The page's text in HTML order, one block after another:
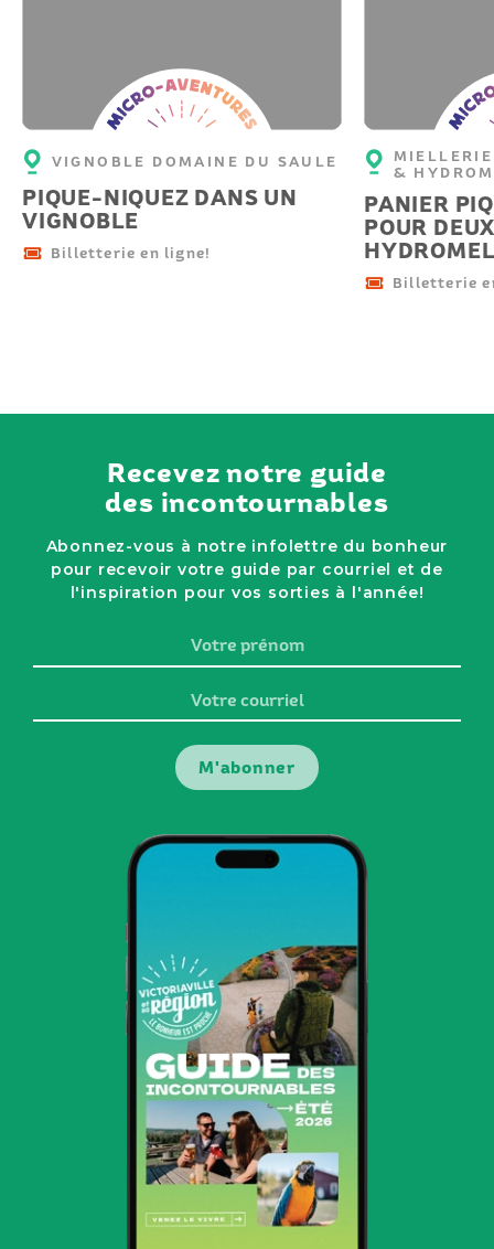
Micro-
aventure
VIGNOBLE DOMAINE DU SAULE
PIQUE-NIQUEZ DANS UN
VIGNOBLE
Billetterie en ligne!
Micro-
&
PANIER
POUR
Billetterie
Recevez notre guide
des incontournables
Abonnez-vous à notre infolettre du bonheur
pour recevoir votre guide par courriel et de
l'inspiration pour vos sorties à l'année!
prénom
courriel